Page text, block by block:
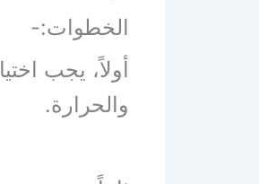
الخطوات:-
أولاً، يجب
والحرارة.